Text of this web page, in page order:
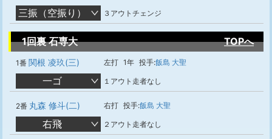
三振（空振り） ３アウトチェンジ
1回裏 石専大 TOPへ
1番 関根 凌玖(三) 左打 1年 投手:飯島 大聖
一ゴ １アウト走者なし
2番 丸森 修斗(二) 右打 投手:飯島 大聖
右飛 ２アウト走者なし